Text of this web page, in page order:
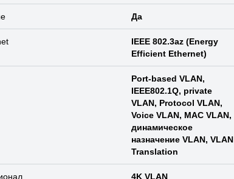
Да
IEEE 802.3az (Energy
Efficient Ethernet)
Port-based VLAN,
IEEE802.1Q, private
VLAN, Protocol VLAN,
Voice VLAN, MAC VLAN,
динамическое
назначение VLAN, VLAN
Translation
4K VLAN